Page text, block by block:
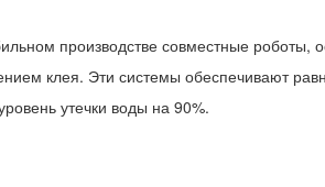
производстве совместные
клея. Эти системы обеспечивают
утечки воды на 90%.